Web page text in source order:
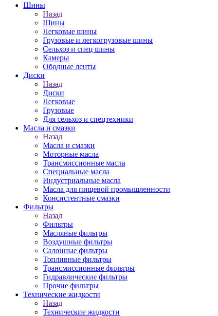
Шины
Назад
Шины
Легковые шины
Грузовые и легкогрузовые шины
Сельхоз и спец шины
Камеры
Ободные ленты
Диски
Назад
Диски
Легковые
Грузовые
Для сельхоз и спецтехники
Масла и смазки
Назад
Масла и смазки
Моторные масла
Трансмиссионные масла
Специальные масла
Индустриальные масла
Масла для пищевой промышленности
Консистентные смазки
Фильтры
Назад
Фильтры
Масляные фильтры
Воздушные фильтры
Салонные фильтры
Топливные фильтры
Трансмиссионные фильтры
Гидравлические фильтры
Прочие фильтры
Технические жидкости
Назад
Технические жидкости